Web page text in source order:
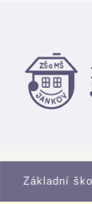
Základní